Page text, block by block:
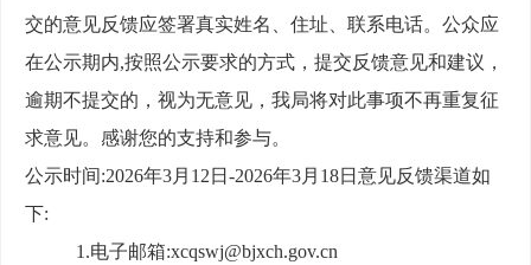
交的意见反馈应签署真实姓名、住址、联系电话。公众应
在公示期内,按照公示要求的方式，提交反馈意见和建议，
逾期不提交的，视为无意见，我局将对此事项不再重复征
求意见。感谢您的支持和参与。
公示时间:2026年3月 12 日 -2026年3月 18日 意见反馈渠道如
下:
1.电子邮箱:xcqswj@bjxch.gov.cn